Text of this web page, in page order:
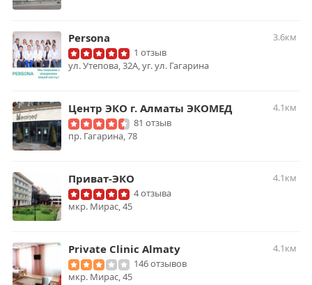
Persona
3.6км
1 отзыв
ул. Утепова, 32А, уг. ул. Гагарина
Центр ЭКО г. Алматы ЭКОМЕД
4.1км
81 отзыв
пр. Гагарина, 78
Приват-ЭКО
4.1км
4 отзыва
мкр. Мирас, 45
Private Clinic Almaty
4.1км
146 отзывов
мкр. Мирас, 45